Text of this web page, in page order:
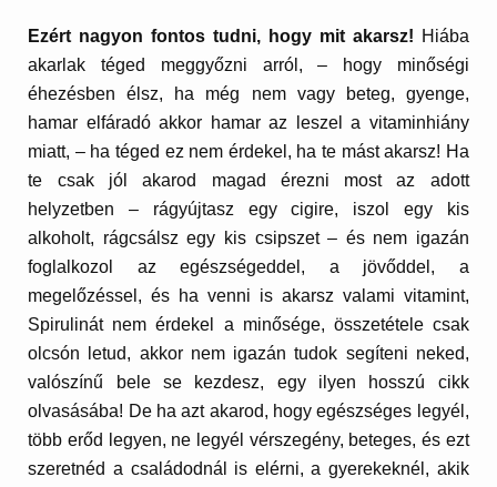
Ezért nagyon fontos tudni, hogy mit akarsz! Hiába
akarlak téged meggyőzni arról, – hogy minőségi
éhezésben élsz, ha még nem vagy beteg, gyenge,
hamar elfáradó akkor hamar az leszel a vitaminhiány
miatt, – ha téged ez nem érdekel, ha te mást akarsz! Ha
te csak jól akarod magad érezni most az adott
helyzetben – rágyújtasz egy cigire, iszol egy kis
alkoholt, rágcsálsz egy kis csipszet – és nem igazán
foglalkozol az egészségeddel, a jövőddel, a
megelőzéssel, és ha venni is akarsz valami vitamint,
Spirulinát nem érdekel a minősége, összetétele csak
olcsón letud, akkor nem igazán tudok segíteni neked,
valószínű bele se kezdesz, egy ilyen hosszú cikk
olvasásába! De ha azt akarod, hogy egészséges legyél,
több erőd legyen, ne legyél vérszegény, beteges, és ezt
szeretnéd a családodnál is elérni, a gyerekeknél, akik